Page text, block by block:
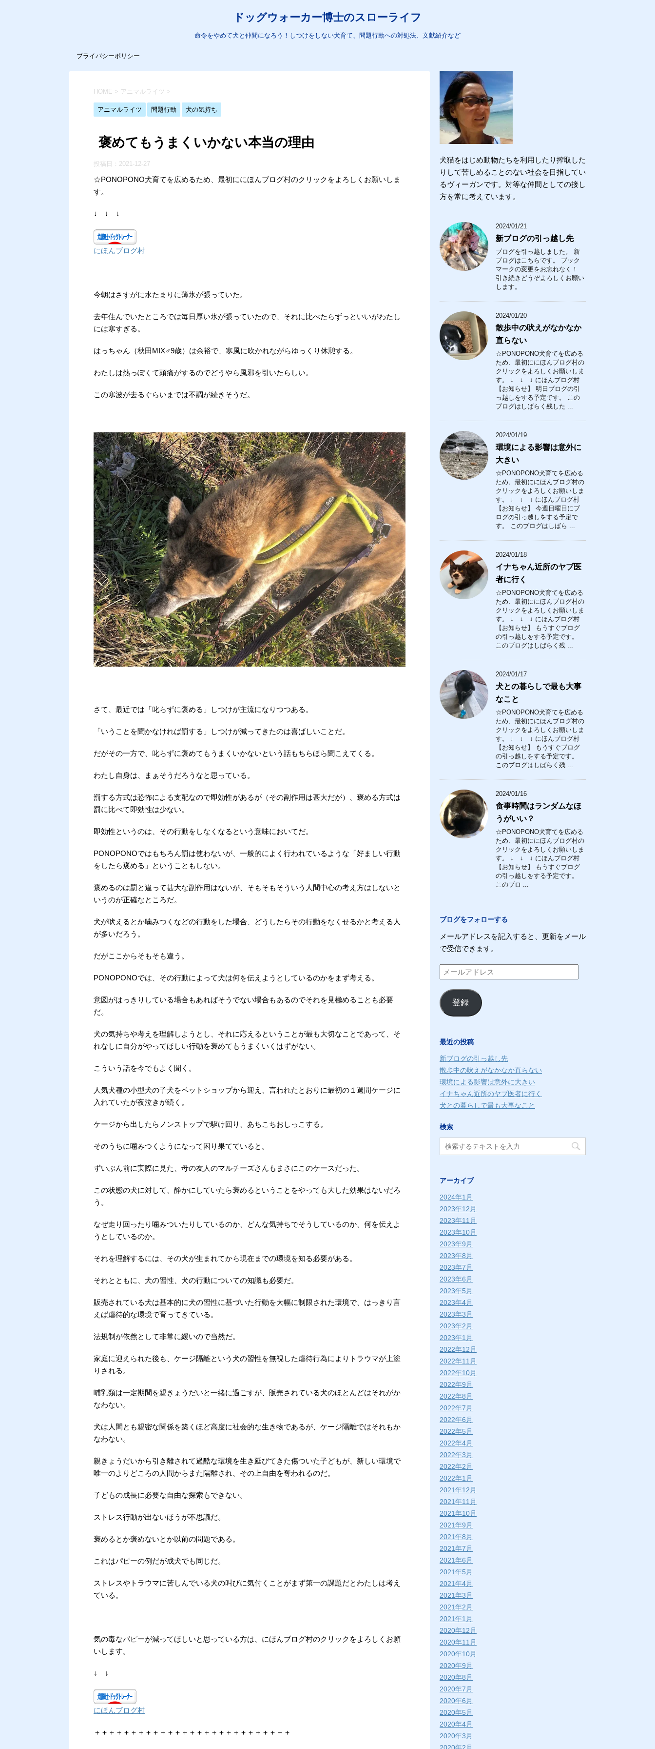
ドッグウォーカー博士のスローライフ
命令をやめて犬と仲間になろう！しつけをしない犬育て、問題行動への対処法、文献紹介など
プライバシーポリシー
HOME > アニマルライツ >
アニマルライツ 問題行動 犬の気持ち
褒めてもうまくいかない本当の理由
投稿日： 2021-12-27
☆PONOPONO犬育てを広めるため、最初ににほんブログ村のクリックをよろしくお願いしま
す。
↓ ↓ ↓
にほんブログ村
今朝はさすがに水たまりに薄氷が張っていた。
去年住んでいたところでは毎日厚い氷が張っていたので、それに比べたらずっといいがわたし
には寒すぎる。
はっちゃん（秋田MIX♂9歳）は余裕で、寒風に吹かれながらゆっくり休憩する。
わたしは熱っぽくて頭痛がするのでどうやら風邪を引いたらしい。
この寒波が去るぐらいまでは不調が続きそうだ。
さて、最近では「叱らずに褒める」しつけが主流になりつつある。
「いうことを聞かなければ罰する」しつけが減ってきたのは喜ばしいことだ。
だがその一方で、叱らずに褒めてもうまくいかないという話もちらほら聞こえてくる。
わたし自身は、まぁそうだろうなと思っている。
罰する方式は恐怖による支配なので即効性があるが（その副作用は甚大だが）、褒める方式は
罰に比べて即効性は少ない。
即効性というのは、その行動をしなくなるという意味においてだ。
PONOPONOではもちろん罰は使わないが、一般的によく行われているような「好ましい行動
をしたら褒める」ということもしない。
褒めるのは罰と違って甚大な副作用はないが、そもそもそういう人間中心の考え方はしないと
いうのが正確なところだ。
犬が吠えるとか噛みつくなどの行動をした場合、どうしたらその行動をなくせるかと考える人
が多いだろう。
だがここからそもそも違う。
PONOPONOでは、その行動によって犬は何を伝えようとしているのかをまず考える。
意図がはっきりしている場合もあればそうでない場合もあるのでそれを見極めることも必要
だ。
犬の気持ちや考えを理解しようとし、それに応えるということが最も大切なことであって、そ
れなしに自分がやってほしい行動を褒めてもうまくいくはずがない。
こういう話を今でもよく聞く。
人気犬種の小型犬の子犬をペットショップから迎え、言われたとおりに最初の１週間ケージに
入れていたが夜泣きが続く。
ケージから出したらノンストップで駆け回り、あちこちおしっこする。
そのうちに噛みつくようになって困り果てていると。
ずいぶん前に実際に見た、母の友人のマルチーズさんもまさにこのケースだった。
この状態の犬に対して、静かにしていたら褒めるということをやっても大した効果はないだろ
う。
なぜ走り回ったり噛みついたりしているのか、どんな気持ちでそうしているのか、何を伝えよ
うとしているのか。
それを理解するには、その犬が生まれてから現在までの環境を知る必要がある。
それとともに、犬の習性、犬の行動についての知識も必要だ。
販売されている犬は基本的に犬の習性に基づいた行動を大幅に制限された環境で、はっきり言
えば虐待的な環境で育ってきている。
法規制が依然として非常に緩いので当然だ。
家庭に迎えられた後も、ケージ隔離という犬の習性を無視した虐待行為によりトラウマが上塗
りされる。
哺乳類は一定期間を親きょうだいと一緒に過ごすが、販売されている犬のほとんどはそれがか
なわない。
犬は人間とも親密な関係を築くほど高度に社会的な生き物であるが、ケージ隔離ではそれもか
なわない。
親きょうだいから引き離されて過酷な環境を生き延びてきた傷ついた子どもが、新しい環境で
唯一のよりどころの人間からまた隔離され、その上自由を奪われるのだ。
子どもの成長に必要な自由な探索もできない。
ストレス行動が出ないほうが不思議だ。
褒めるとか褒めないとか以前の問題である。
これはパピーの例だが成犬でも同じだ。
ストレスやトラウマに苦しんでいる犬の叫びに気付くことがまず第一の課題だとわたしは考え
ている。
気の毒なパピーが減ってほしいと思っている方は、にほんブログ村のクリックをよろしくお願
いします。
↓ ↓
にほんブログ村
＋＋＋＋＋＋＋＋＋＋＋＋＋＋＋＋＋＋＋＋＋＋＋＋＋＋＋
犬猫をはじめ動物たちを利用したり搾取した
りして苦しめることのない社会を目指してい
るヴィーガンです。対等な仲間としての接し
方を常に考えています。
2024/01/21
新ブログの引っ越し先
ブログを引っ越しました。 新
ブログはこちらです。 ブック
マークの変更をお忘れなく！
引き続きどうぞよろしくお願い
します。
2024/01/20
散歩中の吠えがなかなか
直らない
☆PONOPONO犬育てを広める
ため、最初ににほんブログ村の
クリックをよろしくお願いしま
す。 ↓ ↓ ↓ にほんブログ村
【お知らせ】 明日ブログの引
っ越しをする予定です。 この
ブログはしばらく残した ...
2024/01/19
環境による影響は意外に
大きい
☆PONOPONO犬育てを広める
ため、最初ににほんブログ村の
クリックをよろしくお願いしま
す。 ↓ ↓ ↓ にほんブログ村
【お知らせ】 今週日曜日にブ
ログの引っ越しをする予定で
す。 このブログはしばら ...
2024/01/18
イナちゃん近所のヤブ医
者に行く
☆PONOPONO犬育てを広める
ため、最初ににほんブログ村の
クリックをよろしくお願いしま
す。 ↓ ↓ ↓ にほんブログ村
【お知らせ】 もうすぐブログ
の引っ越しをする予定です。
このブログはしばらく残 ...
2024/01/17
犬との暮らしで最も大事
なこと
☆PONOPONO犬育てを広める
ため、最初ににほんブログ村の
クリックをよろしくお願いしま
す。 ↓ ↓ ↓ にほんブログ村
【お知らせ】 もうすぐブログ
の引っ越しをする予定です。
このブログはしばらく残 ...
2024/01/16
食事時間はランダムなほ
うがいい？
☆PONOPONO犬育てを広める
ため、最初ににほんブログ村の
クリックをよろしくお願いしま
す。 ↓ ↓ ↓ にほんブログ村
【お知らせ】 もうすぐブログ
の引っ越しをする予定です。
このブロ ...
ブログをフォローする
メールアドレスを記入すると、更新をメール
で受信できます。
メ
ー
ル
ア
ス
登録
最近の投稿
新ブログの引っ越し先
散歩中の吠えがなかなか直らない
環境による影響は意外に大きい
イナちゃん近所のヤブ医者に行く
犬との暮らしで最も大事なこと
検索
アーカイブ
2024年1月
2023年12月
2023年11月
2023年10月
2023年9月
2023年8月
2023年7月
2023年6月
2023年5月
2023年4月
2023年3月
2023年2月
2023年1月
2022年12月
2022年11月
2022年10月
2022年9月
2022年8月
2022年7月
2022年6月
2022年5月
2022年4月
2022年3月
2022年2月
2022年1月
2021年12月
2021年11月
2021年10月
2021年9月
2021年8月
2021年7月
2021年6月
2021年5月
2021年4月
2021年3月
2021年2月
2021年1月
2020年12月
2020年11月
2020年10月
2020年9月
2020年8月
2020年7月
2020年6月
2020年5月
2020年4月
2020年3月
2020年2月